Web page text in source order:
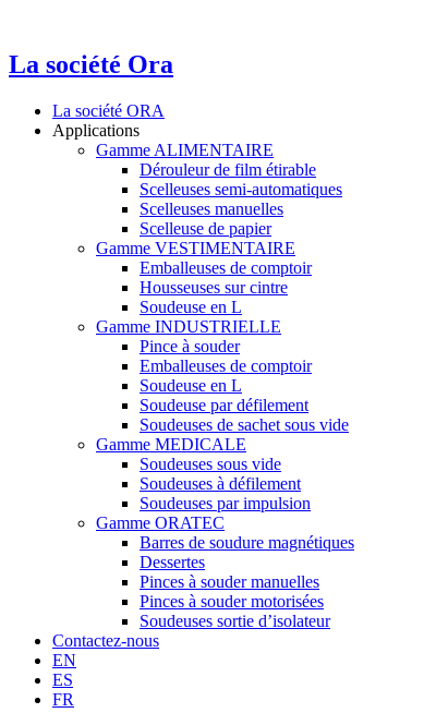
La société Ora
La société ORA
Applications
Gamme ALIMENTAIRE
Dérouleur de film étirable
Scelleuses semi-automatiques
Scelleuses manuelles
Scelleuse de papier
Gamme VESTIMENTAIRE
Emballeuses de comptoir
Housseuses sur cintre
Soudeuse en L
Gamme INDUSTRIELLE
Pince à souder
Emballeuses de comptoir
Soudeuse en L
Soudeuse par défilement
Soudeuses de sachet sous vide
Gamme MEDICALE
Soudeuses sous vide
Soudeuses à défilement
Soudeuses par impulsion
Gamme ORATEC
Barres de soudure magnétiques
Dessertes
Pinces à souder manuelles
Pinces à souder motorisées
Soudeuses sortie d’isolateur
Contactez-nous
EN
ES
FR